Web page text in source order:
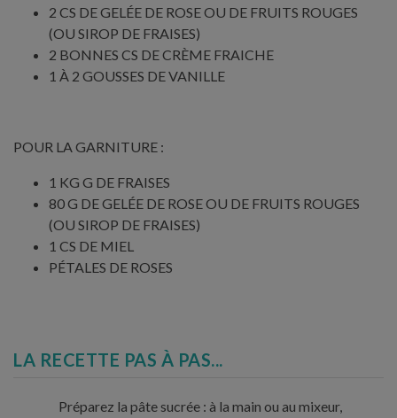
2 CS DE GELÉE DE ROSE OU DE FRUITS ROUGES
(OU SIROP DE FRAISES)
2 BONNES CS DE CRÈME FRAICHE
1 À 2 GOUSSES DE VANILLE
POUR LA GARNITURE :
1 KG G DE FRAISES
80 G DE GELÉE DE ROSE OU DE FRUITS ROUGES
(OU SIROP DE FRAISES)
1 CS DE MIEL
PÉTALES DE ROSES
LA RECETTE PAS À PAS...
Préparez la pâte sucrée : à la main ou au mixeur,